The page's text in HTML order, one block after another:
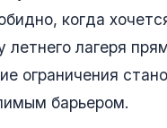
когда
летнего лагеря
ограничения
барьером.